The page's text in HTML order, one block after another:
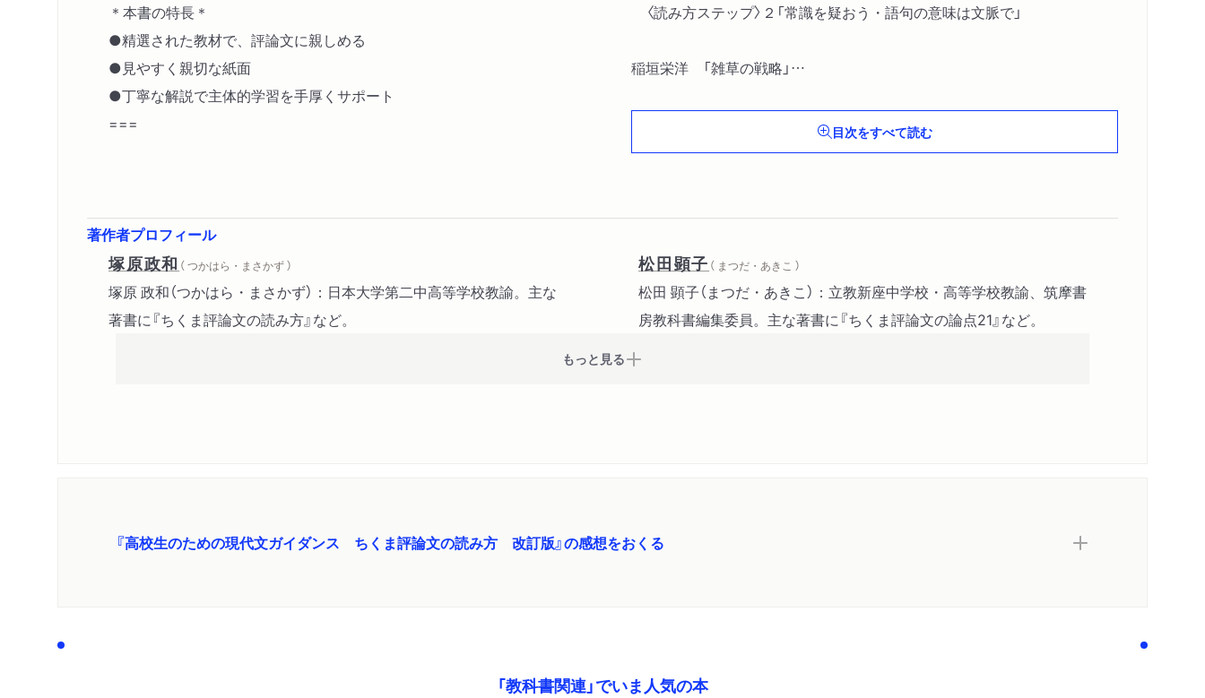
＊本書の特長＊
●精選された教材で、評論文に親しめる
●見やすく親切な紙面
●丁寧な解説で主体的学習を手厚くサポート
===
〈読み方ステップ〉２「常識を疑おう・語句の意味は文脈で」
稲垣栄洋 「雑草の戦略」
木下直之 「建築はあやしい」
〈読み方ステップ〉5「引用・逆説・比喩」
辻信一 「フェアトレードとは何か」
稲田豊史 「大いなる違和感」
金子郁容 「ボランティアの「報酬」」
目次をすべて読む
著作者プロフィール
塚原政和 （ つかはら・まさかず ）
塚原 政和（つかはら・まさかず）：日本大学第二中高等学校教諭。主な
著書に『ちくま評論文の読み方』など。
松田顕子 （ まつだ・あきこ ）
松田 顕子（まつだ・あきこ）：立教新座中学校・高等学校教諭、筑摩書
房教科書編集委員。主な著書に『ちくま評論文の論点21』など。
もっと見る
『高校生のための現代文ガイダンス ちくま評論文の読み方 改訂版』の感想をおくる
「教科書関連」でいま人気の本